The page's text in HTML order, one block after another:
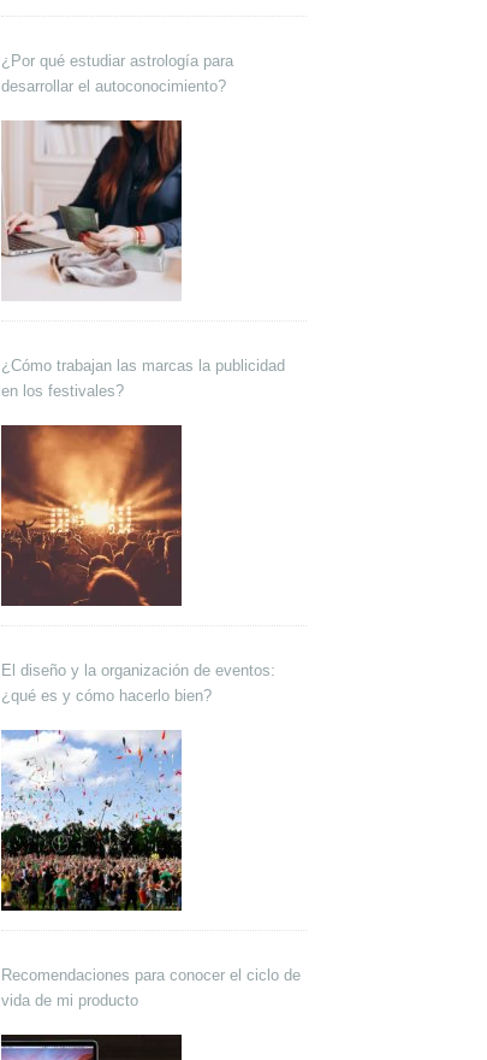
¿Por qué estudiar astrología para
desarrollar el autoconocimiento?
¿Cómo trabajan las marcas la publicidad
en los festivales?
El diseño y la organización de eventos:
¿qué es y cómo hacerlo bien?
Recomendaciones para conocer el ciclo de
vida de mi producto